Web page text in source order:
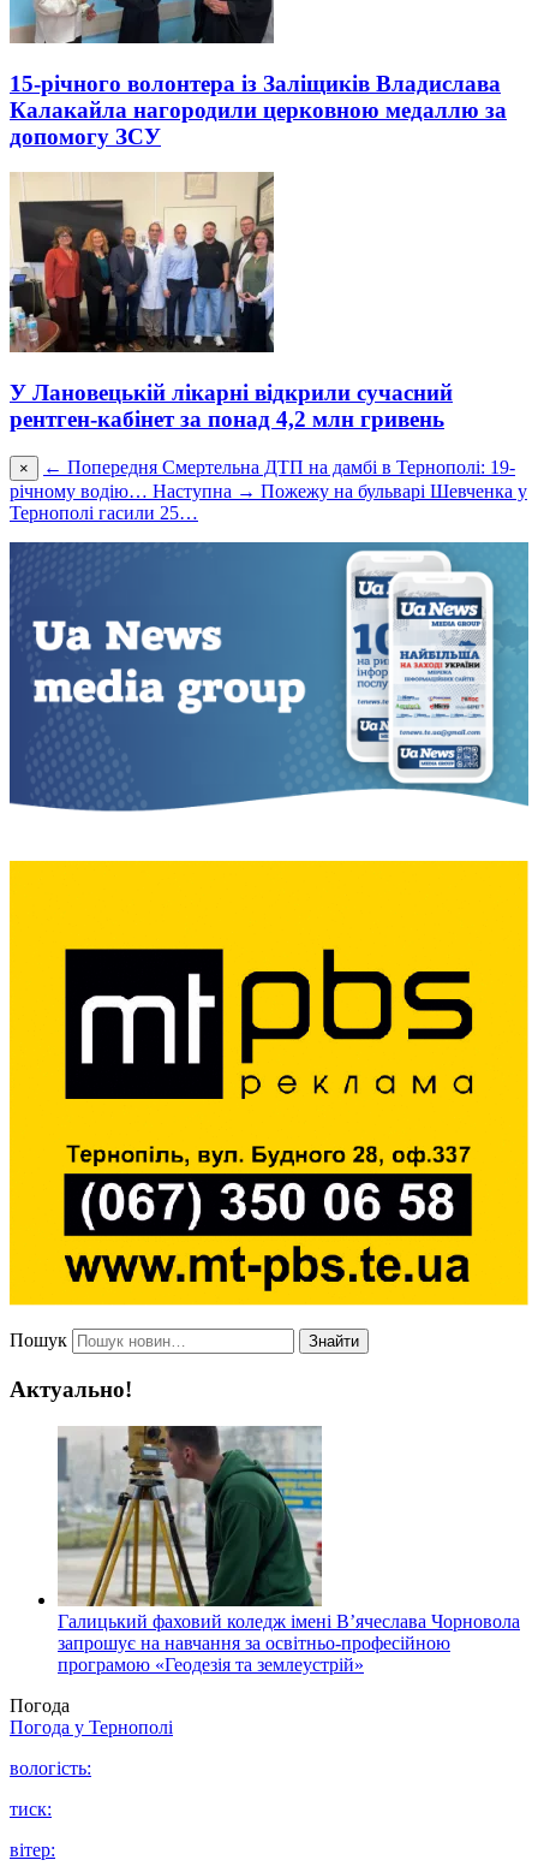
15-річного волонтера із Заліщиків Владислава
Калакайла нагородили церковною медаллю за
допомогу ЗСУ
У Лановецькій лікарні відкрили сучасний
рентген-кабінет за понад 4,2 млн гривень
× ← Попередня Смертельна ДТП на дамбі в Тернополі: 19-
річному водію… Наступна → Пожежу на бульварі Шевченка у
Тернополі гасили 25…
Пошук Знайти
Актуально!
Галицький фаховий коледж імені В’ячеслава Чорновола
запрошує на навчання за освітньо-професійною
програмою «Геодезія та землеустрій»
Погода
Погода у Тернополі
вологість:
тиск:
вітер: